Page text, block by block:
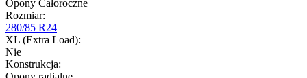
Opony Całoroczne
Rozmiar:
280/85 R24
XL (Extra Load):
Nie
Konstrukcja: